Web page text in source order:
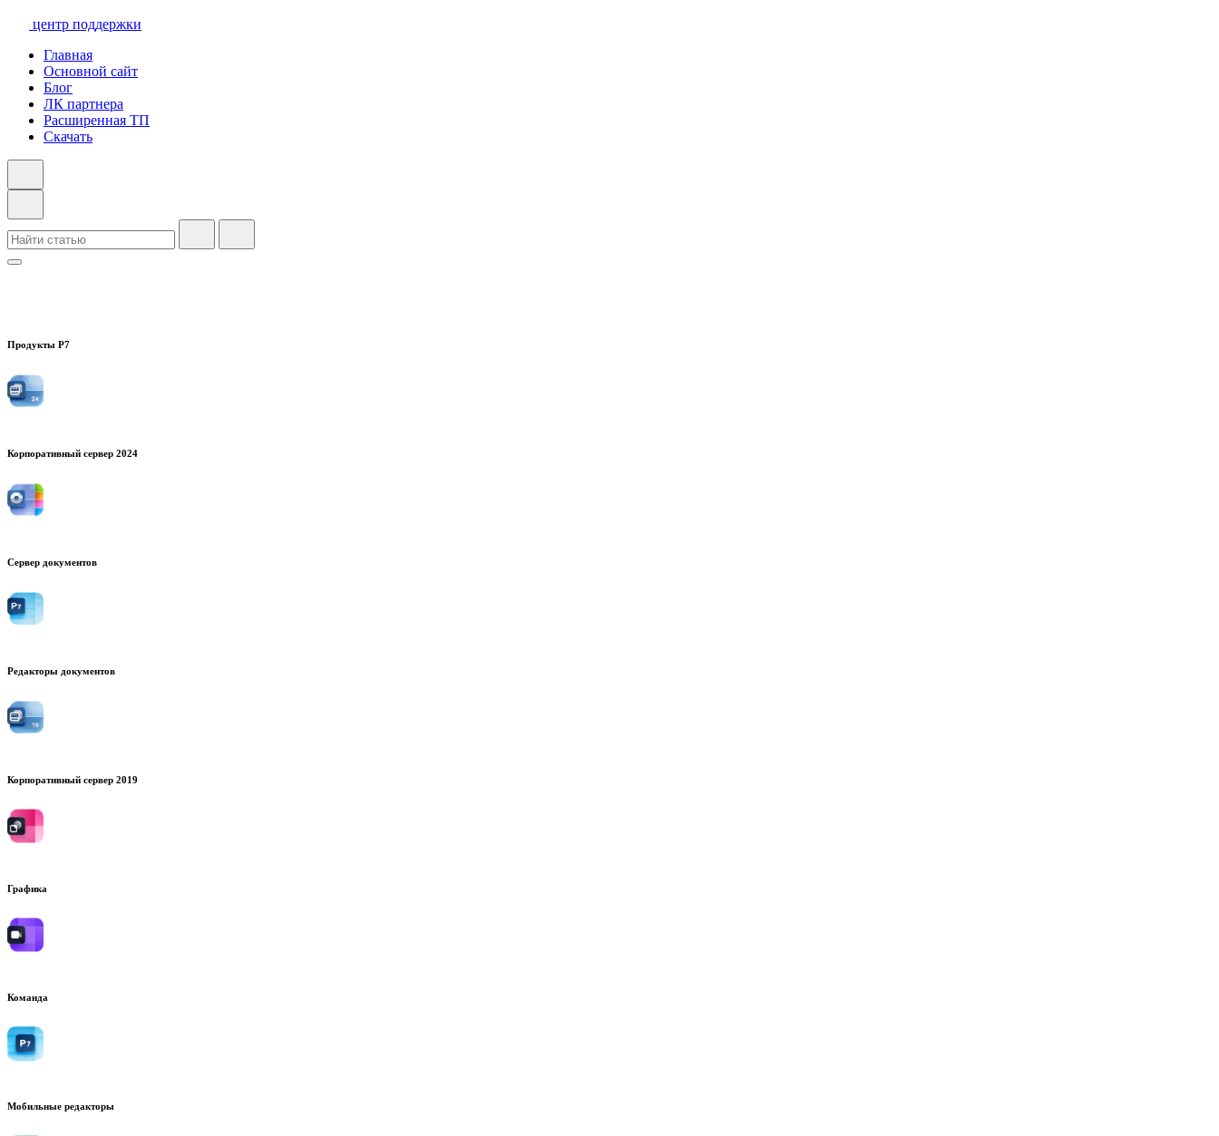
центр поддержки
Главная
Основной сайт
Блог
ЛК партнера
Расширенная ТП
Скачать
Продукты Р7
Корпоративный сервер 2024
Сервер документов
Редакторы документов
Корпоративный сервер 2019
Графика
Команда
Мобильные редакторы